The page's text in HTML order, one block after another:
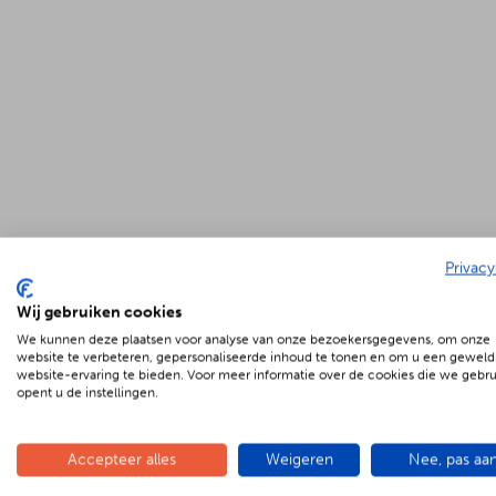
Wij gebruiken cookies
We kunnen deze plaatsen voor analyse van onze bezoekersgegevens, om onze
website te verbeteren, gepersonaliseerde inhoud te tonen en om u een
website-ervaring te bieden. Voor meer informatie over de cookies die we
opent u de instellingen.
Accepteer alles Weigeren Nee, pas